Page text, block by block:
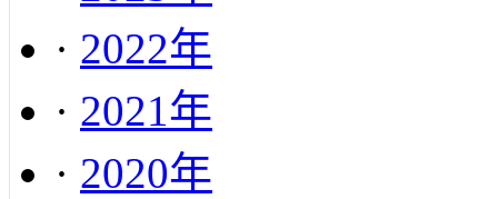
· 2022年
· 2021年
· 2020年